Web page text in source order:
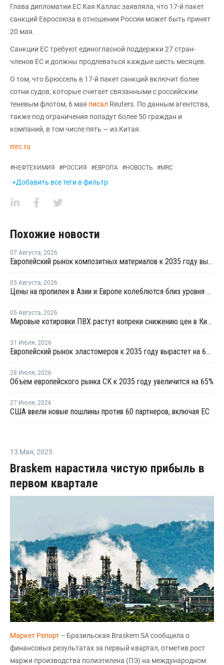
Глава дипломатии ЕС Кая Каллас заявляла, что 17-й пакет
санкций Евросоюза в отношении России может быть принят
20 мая.
Санкции ЕС требуют единогласной поддержки 27 стран-
членов ЕС и должны продлеваться каждые шесть месяцев.
О том, что Брюссель в 17-й пакет санкций включит более
сотни судов, которые считает связанными с российским
теневым флотом, 6 мая писал Reuters. По данным агентства,
также под ограничения попадут более 50 граждан и
компаний, в том числе пять — из Китая.
mrc.ru
#НЕФТЕХИМИЯ #РОССИЯ #ЕВРОПА #НОВОСТЬ #MRC
+Добавить все теги в фильтр
Похожие новости
07 Августа, 2026
Европейский рынок композитных материалов к 2035 году вырастет до USD47,5 млрд
05 Августа, 2026
Цены на пропилен в Азии и Европе колеблются близ уровня в USD1000
05 Августа, 2026
Мировые котировки ПВХ растут вопреки снижению цен в Китае
31 Июля, 2026
Европейский рынок эластомеров к 2035 году вырастет на 64%
28 Июля, 2026
Объем европейского рынка СК к 2035 году увеличится на 65%
27 Июля, 2026
США ввели новые пошлины против 60 партнеров, включая ЕС
13 Мая, 2025
Braskem нарастила чистую прибыль в
первом квартале
Маркет Репорт-- Бразильская Braskem SA сообщила о
финансовых результатах за первый квартал, отметив рост
маржи производства полиэтилена (ПЭ) на международном